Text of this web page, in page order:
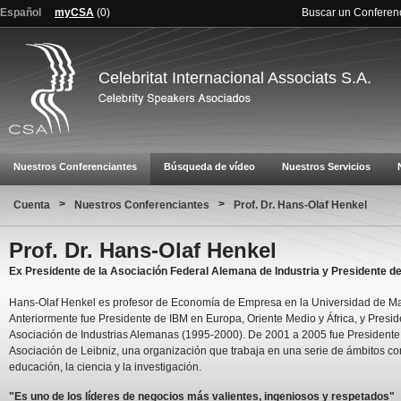
Español myCSA (0) Buscar un
Celebritat Internacional Associats S.A.
Nuestros Conferenciantes Búsqueda de vídeo Nuestros Servicios
Cuenta > Nuestros Conferenciantes > Prof. Dr. Hans-Olaf Henkel
Prof. Dr. Hans-Olaf Henkel
Ex Presidente de la Asociación Federal Alemana de Industria y Presidente
Hans-Olaf Henkel es profesor de Economía de Empresa en la Universidad de
Anteriormente fue Presidente de IBM en Europa, Oriente Medio y África, y
Asociación de Industrias Alemanas (1995-2000). De 2001 a 2005 fue
Asociación de Leibniz, una organización que trabaja en una serie de ámbitos
educación, la ciencia y la investigación.
"Es uno de los líderes de negocios más valientes, ingeniosos y respetados"